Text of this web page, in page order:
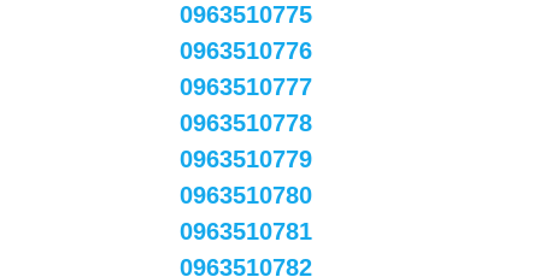
0963510775
0963510776
0963510777
0963510778
0963510779
0963510780
0963510781
0963510782